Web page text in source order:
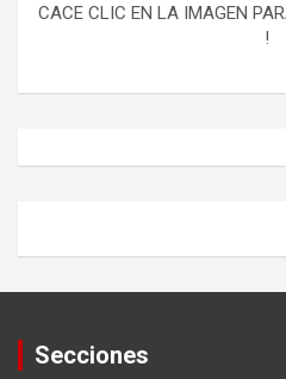
CACE CLIC EN LA IMAGEN
!
Secciones